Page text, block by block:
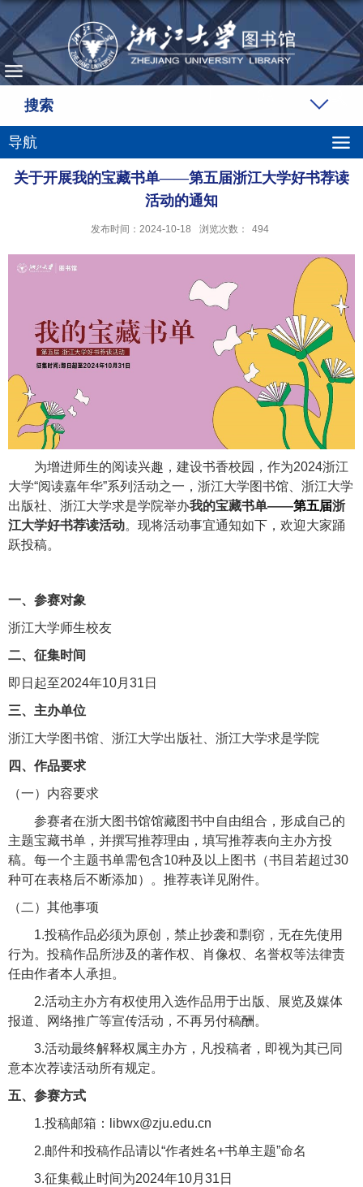
搜索
导航
关于开展我的宝藏书单——第五届浙江大学好书荐读
活动的通知
发布时间：2024-10-18 浏览次数： 494
为增进师生的阅读兴趣，建设书香校园，作为2024浙江
大学“阅读嘉年华”系列活动之一，浙江大学图书馆、浙江大学
出版社、浙江大学求是学院举办我的宝藏书单——第五届浙
江大学好书荐读活动。现将活动事宜通知如下，欢迎大家踊
跃投稿。
一、参赛对象
浙江大学师生校友
二、征集时间
即日起至2024年10月 31 日
三、主办单位
浙江大学图书馆、浙江大学出版社、浙江大学求是学院
四、作品要求
（一）内容要求
参赛者在浙大图书馆馆藏图书中自由组合，形成自己的
主题宝藏书单，并撰写推荐理由，填写推荐表向主办方投
稿。每一个主题书单需包含10种及以上图书（书目若超过30
种可在表格后不断添加）。推荐表详见附件。
（二）其他事项
1.投稿作品必须为原创，禁止抄袭和剽窃，无在先使用
行为。投稿作品所涉及的著作权、肖像权、名誉权等法律责
任由作者本人承担。
2.活动主办方有权使用入选作品用于出版、展览及媒体
报道、网络推广等宣传活动，不再另付稿酬。
3.活动最终解释权属主办方，凡投稿者，即视为其已同
意本次荐读活动所有规定。
五、参赛方式
1.投稿邮箱：
libwx@zju.edu.cn
2.邮件和投稿作品请以“作者姓名+书单主题”命名
3.征集截止时间为2024年10月 31 日